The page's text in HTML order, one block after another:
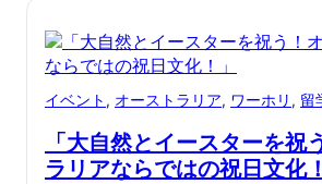
イベント , オーストラリア, ワーホリ , 留
「大自然とイースターを祝
ラリアならではの祝日文化